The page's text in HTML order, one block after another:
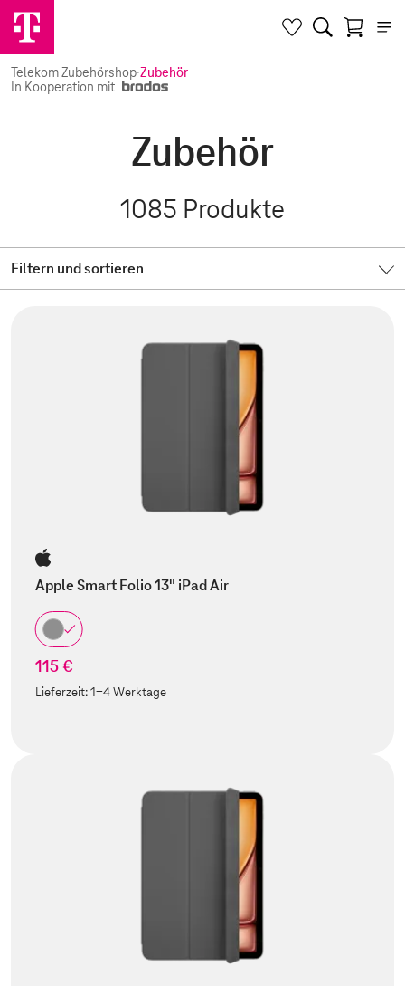
Telekom Zubehörshop·Zubehör
In Kooperation mit
Zubehör
1085 Produkte
Filtern und sortieren
Apple Smart Folio 13" iPad Air
115 €
Lieferzeit:1-4 Werktage